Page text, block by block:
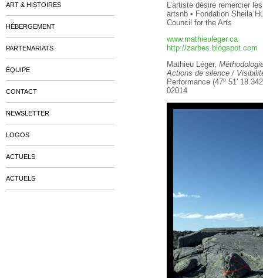
L’artiste désire remercier
artsnb • Fondation Sheila
Council for the Arts
www.mathieuleger.ca
http://zarbes.blogspot.com
Mathieu Léger,
Actions de silence /
Performance (47º 51′
02014
ART & HISTOIRES
HÉBERGEMENT
PARTENARIATS
ÉQUIPE
CONTACT
NEWSLETTER
LOGOS
ACTUELS
ACTUELS